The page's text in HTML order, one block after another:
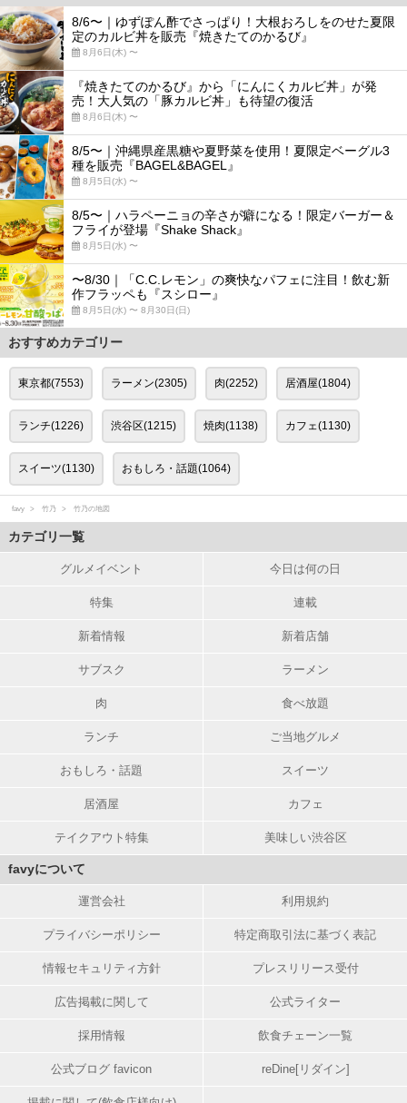
8/6〜｜ゆずぽん酢でさっぱり！大根おろしをのせた夏限
定のカルビ丼を販売『焼きたてのかるび』
8月6日(木) 〜
『焼きたてのかるび』から「にんにくカルビ丼」が発
売！大人気の「豚カルビ丼」も待望の復活
8月6日(木) 〜
8/5〜｜沖縄県産黒糖や夏野菜を使用！夏限定ベーグル3
種を販売『BAGEL&BAGEL』
8月5日(水) 〜
8/5〜｜ハラペーニョの辛さが癖になる！限定バーガー＆
フライが登場『Shake Shack』
8月5日(水) 〜
〜8/30｜「C.C.レモン」の爽快なパフェに注目！飲む新
作フラッペも『スシロー』
8月5日(水) 〜 8月30日(日)
おすすめカテゴリー
東京都(7553) ラーメン(2305) 肉(2252) 居酒屋(1804)
ランチ(1226) 渋谷区(1215) 焼肉(1138) カフェ(1130)
スイーツ(1130) おもしろ・話題(1064)
favy 竹乃 竹乃の地図
カテゴリ一覧
グルメイベント 今日は何の日
特集 連載
新着情報 新着店舗
サブスク ラーメン
肉 食べ放題
ランチ ご当地グルメ
おもしろ・話題 スイーツ
居酒屋 カフェ
テイクアウト特集 美味しい渋谷区
favyについて
運営会社 利用規約
プライバシーポリシー 特定商取引法に基づく表記
情報セキュリティ方針 プレスリリース受付
広告掲載に関して 公式ライター
採用情報 飲食チェーン一覧
公式ブログ favicon reDine[リダイン]